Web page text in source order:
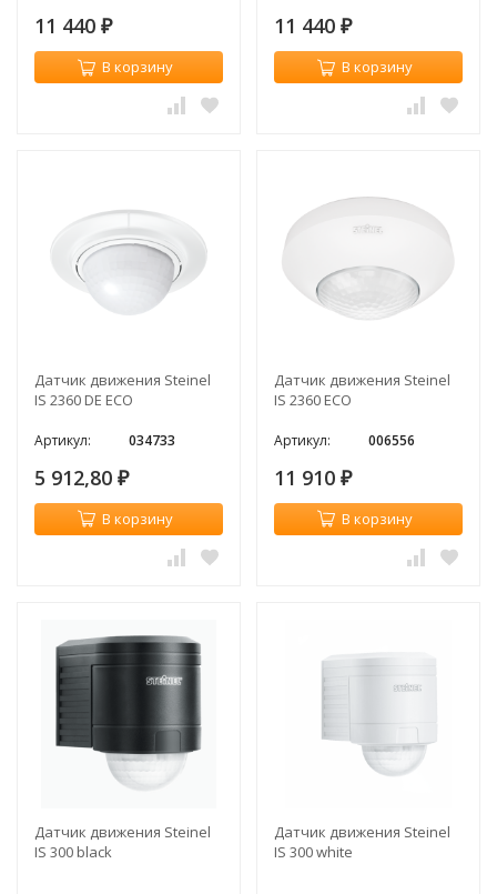
11 440 ₽
В корзину
11 440 ₽
В корзину
Датчик движения Steinel
IS 2360 DE ECO
Артикул: 034733
5 912,80 ₽
В корзину
Датчик движения Steinel
IS 2360 ECO
Артикул: 006556
11 910 ₽
В корзину
Датчик движения Steinel
IS 300 black
Датчик движения Steinel
IS 300 white